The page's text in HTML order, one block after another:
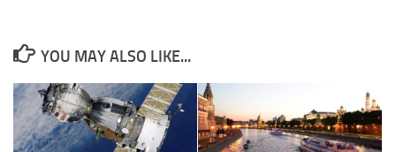
YOU MAY ALSO LIKE...